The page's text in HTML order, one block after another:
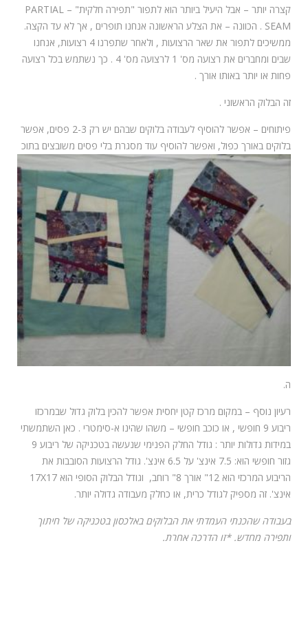
קצרה יותר – אבל היעיל ביותר הוא לתפור "תפירה חלקית" – PARTIAL
SEAM . הכוונה – את הצלע הראשונה אנחנו תופרים , אך לא עד הקצה.
ממשיכים לתפור את שאר הרצועות , ולאחר שתפרנו 4 רצועות, אנחנו
שבים ומחברים את רצועה מס' 1 לרצועה מס' 4 . כך נשתמש בכל רצועה
פחות או יותר באותו אורך .
זה הבלוק הראשוני .
פיתוחים – אפשר להוסיף לעבודה בלוקים שבהם יש רק 2-3 פסים, אפשר
בלוקים באורך כפול, ואפשר להוסיף עוד מסגרת בלי פסים משובצים בתוכ
ה.
רעיון נוסף – במקום מרכז קטן יחסית אפשר להכין בלוק גדול שבמרכזו
ריבוע 9 חופשי , או כוכב חופשי – משהו שהינו א-סימטרי . כאן השתמשתי
במידות גדולות יותר : גודל החלק הפנימי שנעשה בטכניקה של ריבוע 9
גזור חופשי הוא: 7.5 אינצ' על 6.5 אינצ'. גודל הרצועות הסובבות את
הריבוע המרכזי הוא 12" אורך 8" רוחב, וגודל הבלוק הסופי הוא 17X17
אינצ'. זה מספיק לגודל כרית, או כחלק מעבודה גדולה יותר.
בעבודה שהכנתי העמדתי את הבלוקים באלכסון בטכניקה של חיתוך
ותפירה מחדש. *זו הדרכה אחרת.